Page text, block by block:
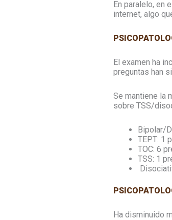
En paralelo, en
internet, algo
El examen ha
preguntas han
Se mantiene la
sobre TSS/
Bipolar/
TEPT: 1
⁠TOC: 6
⁠TSS: 1
Ha disminuido